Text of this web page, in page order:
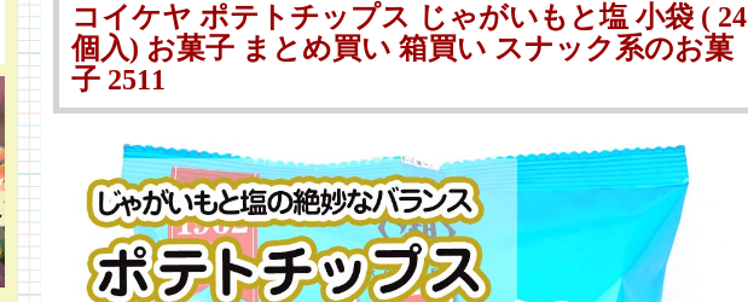
コイケヤ ポテトチップス じゃがいもと塩 小袋 ( 24
個入) お菓子 まとめ買い 箱買い スナック系のお菓
子 2511